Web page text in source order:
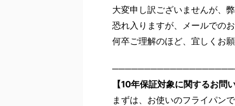
大変申し訳ございませんが、
恐れ入りますが、メールでの
何卒ご理解のほど、宜しくお願
【10年保証対象に関するお問
まずは、お使いのフライパン